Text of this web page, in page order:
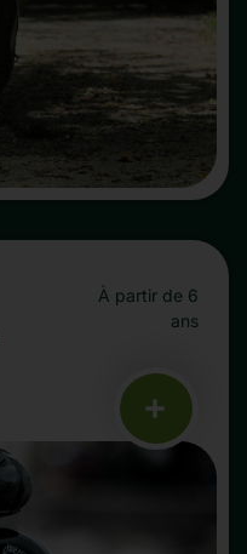
À partir de 6
ans